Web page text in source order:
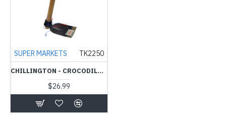
SUPER MARKETS TK2250
CHILLINGTON - CROCODILE - மண் வெட்டி
$26.99